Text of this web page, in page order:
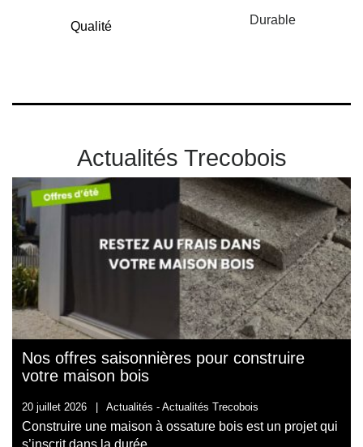
Qualité Durable
Actualités Trecobois
Nos offres saisonnières pour construire
votre maison bois
20 juillet 2026 | Actualités - Actualités Trecobois
Construire une maison à ossature bois est un projet qui
s’inscrit dans la durée...